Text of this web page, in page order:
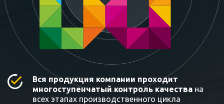
Вся продукция компании проходит
многоступенчатый контроль качества на
всех этапах производственного цикла